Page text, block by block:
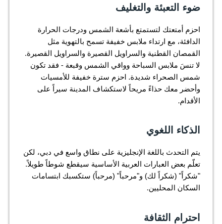
ضوء التعبئة والتغليف
احزم أمتعتك لتستمتع بأشعة الشمس ودرجات الحرارة
الدافئة، مع ارتداء ملابس خفيفة تسمح بالتهوية مثل
القمصان القطنية والسراويل القصيرة والسراويل القصيرة.
لا تنسَ ملابس السباحة وواقي الشمس وقبعة - فقد تكون
شمس الصحراء شديدة. احزم سترة خفيفة للأمسيات
وأحضر معك حذاءً مريحاً لاستكشاف المدينة سيراً على
الأقدام.
الذكاء اللغوي
يتم التحدث باللغة الإنجليزية على نطاق واسع في دبي، لكن
تعلّم بعض العبارات العربية الأساسية سيقطع شوطاً طويلاً.
"شكراً" (شكراً لك) و"مرحباً" (مرحباً) ستكسبك ابتسامات
السكان المحليين.
احترام الثقافة